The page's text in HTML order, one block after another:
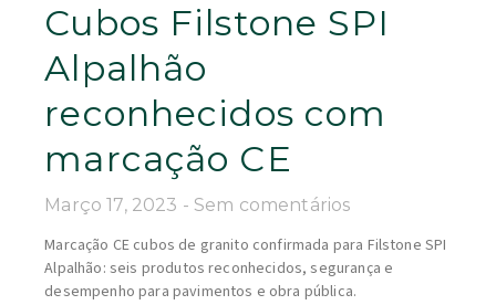
Cubos Filstone SPI
Alpalhão
reconhecidos com
marcação CE
Março 17, 2023 Sem comentários
Marcação CE cubos de granito confirmada para Filstone SPI
Alpalhão: seis produtos reconhecidos, segurança e
desempenho para pavimentos e obra pública.